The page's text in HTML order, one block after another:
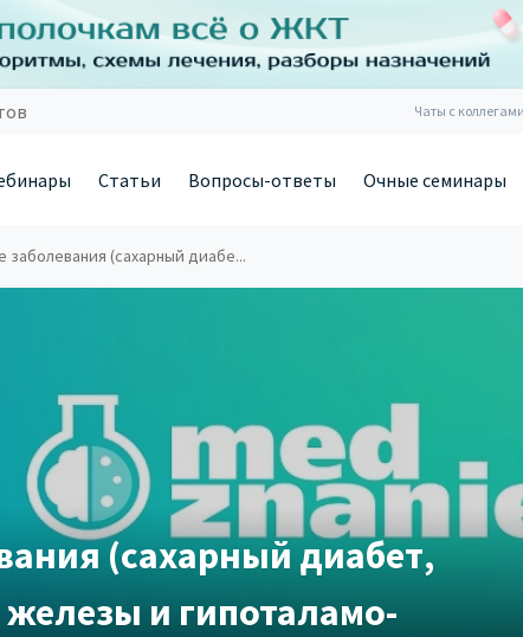
Чаты с коллегами
Статьи Вопросы-ответы Очные семинары
заболевания (сахарный диабе...
(сахарный диабет,
и гипоталамо-